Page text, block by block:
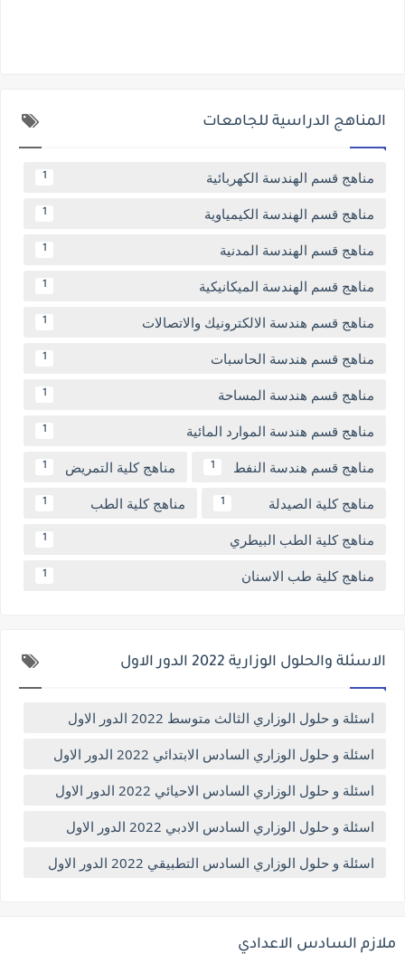
المناهج الدراسية للجامعات
مناهج قسم الهندسة الكهربائية 1
مناهج قسم الهندسة الكيمياوية 1
مناهج قسم الهندسة المدنية 1
مناهج قسم الهندسة الميكانيكية 1
مناهج قسم هندسة الالكترونيك والاتصالات 1
مناهج قسم هندسة الحاسبات 1
مناهج قسم هندسة المساحة 1
مناهج قسم هندسة الموارد المائية 1
مناهج قسم هندسة النفط 1 مناهج كلية التمريض 1
مناهج كلية الصيدلة 1 مناهج كلية الطب 1
مناهج كلية الطب البيطري 1
مناهج كلية طب الاسنان 1
الاسئلة والحلول الوزارية 2022 الدور الاول
اسئلة و حلول الوزاري الثالث متوسط 2022 الدور الاول
اسئلة و حلول الوزاري السادس الابتدائي 2022 الدور الاول
اسئلة و حلول الوزاري السادس الاحيائي 2022 الدور الاول
اسئلة و حلول الوزاري السادس الادبي 2022 الدور الاول
اسئلة و حلول الوزاري السادس التطبيقي 2022 الدور الاول
ملازم السادس الاعدادي